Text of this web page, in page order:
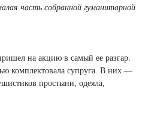
часть собранной гуманитарной
на акцию в самый ее разгар.
комплектовала супруга. В них —
простыни, одеяла,